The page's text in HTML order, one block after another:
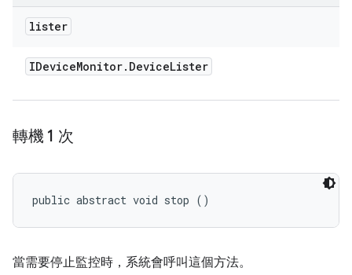
lister
IDeviceMonitor. DeviceLister
轉機 1 次
public abstract void stop ()
當需要停止監控時，系統會呼叫這個方法。